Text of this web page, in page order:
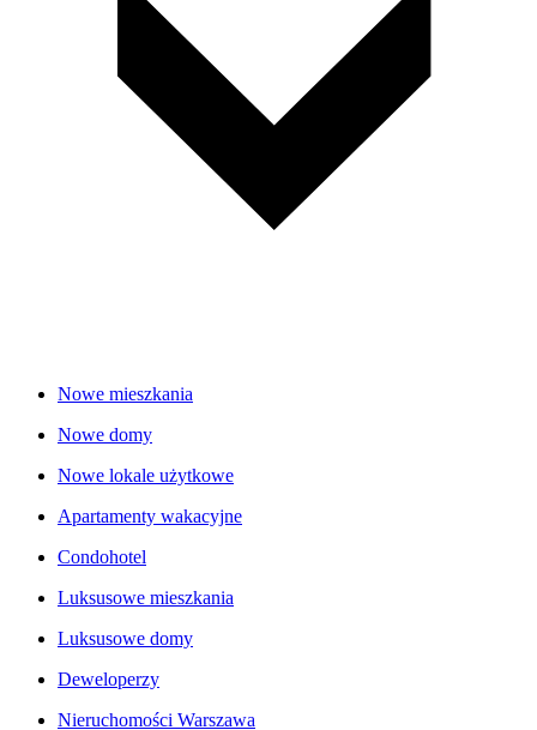
Nowe mieszkania
Nowe domy
Nowe lokale użytkowe
Apartamenty wakacyjne
Condohotel
Luksusowe mieszkania
Luksusowe domy
Deweloperzy
Nieruchomości Warszawa